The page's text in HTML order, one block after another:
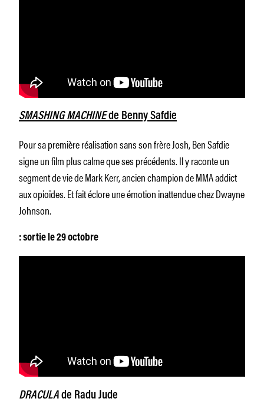
SMASHING MACHINE de Benny Safdie
Pour sa première réalisation sans son frère Josh, Ben Safdie
signe un film plus calme que ses précédents. Il y raconte un
segment de vie de Mark Kerr, ancien champion de MMA addict
aux opioïdes. Et fait éclore une émotion inattendue chez Dwayne
Johnson.
: sortie le 29 octobre
DRACULA de Radu Jude